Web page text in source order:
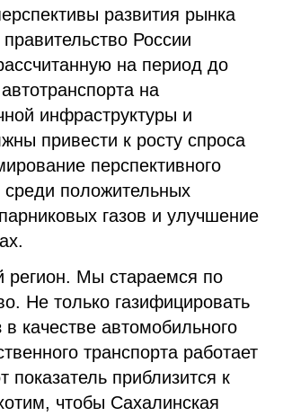
развития рынка
России
на период до
на
инфраструктуры и
привести к росту спроса
перспективного
среди положительных
газов и улучшение
регион. Мы стараемся по
Не только газифицировать
качестве автомобильного
транспорта работает
показатель приблизится к
чтобы Сахалинская